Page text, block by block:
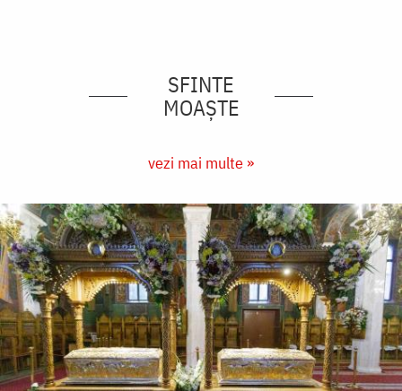
SFINTE
MOAȘTE
vezi mai multe »